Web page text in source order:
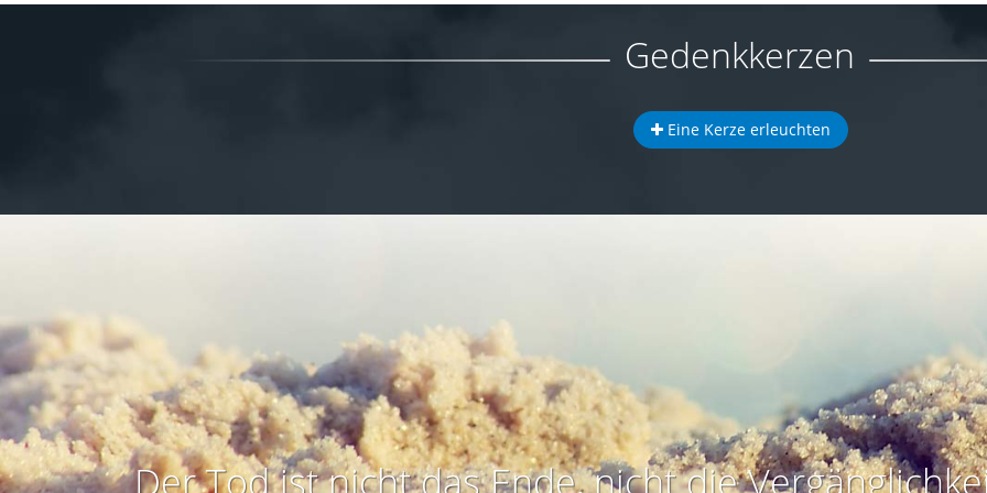
Gedenkkerzen
Eine Kerze erleuchten
Der Tod ist nicht das Ende, nicht die